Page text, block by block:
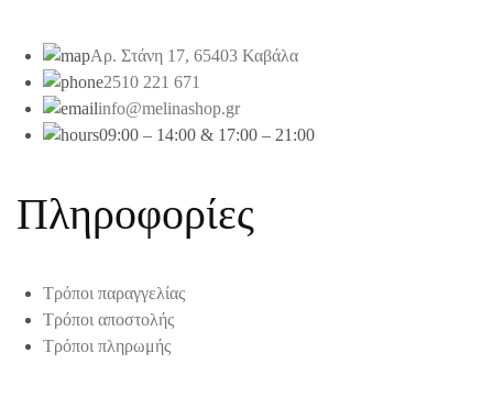
Αρ. Στάνη 17, 65403 Καβάλα
2510 221 671
info@melinashop.gr
09:00 – 14:00 & 17:00 – 21:00
Πληροφορίες
Τρόποι παραγγελίας
Τρόποι αποστολής
Τρόποι πληρωμής